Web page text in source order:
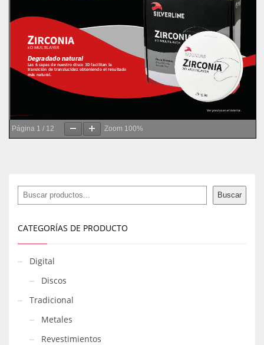
Página 1 / 12 Zoom 100%
Buscar Buscar
CATEGORÍAS DE PRODUCTO
Digital
Discos
Tradicional
Metales
Revestimientos